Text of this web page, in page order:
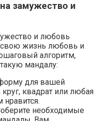
замужество и
и любовь
жизнь любовь и
алгоритм,
мандалу:
для вашей
квадрат или любая
нравится.
необходимые